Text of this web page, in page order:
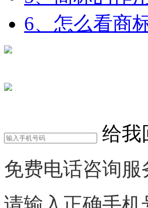
6、怎么看商
给我
免费电话咨询